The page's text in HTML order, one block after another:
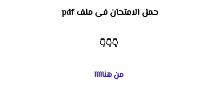
حمل الامتحان فى ملف pdf
👇
👇
👇
من هنااااا